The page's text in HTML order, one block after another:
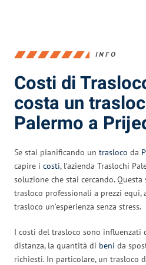
INFO
Costi di
costa un
Palermo a
Se stai pianificando un trasloco da
capire i costi, l’azienda Traslochi
soluzione che stai cercando. Questa
trasloco professionali a prezzi
trasloco un’esperienza senza stress.
I costi del trasloco sono influenzati
distanza, la quantità di beni da
richiesti. In particolare, un trasloco